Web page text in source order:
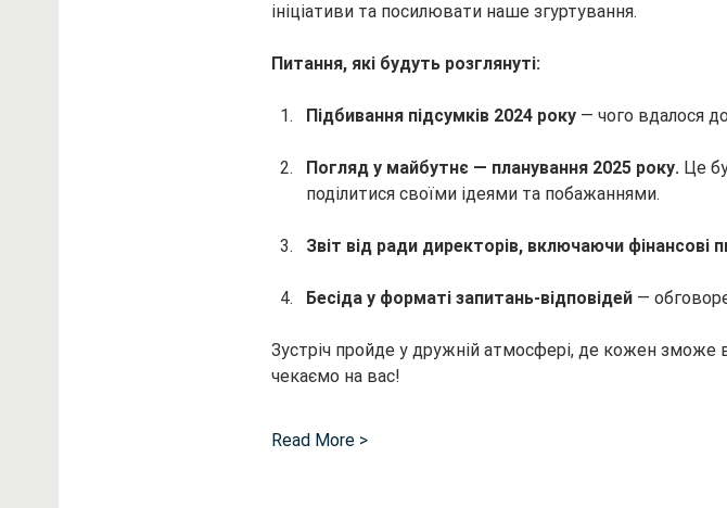
ініціативи та посилювати наше згуртування.
Питання, які будуть розглянуті:
Підбивання підсумків 2024 року — чого вдалося
Погляд у майбутнє — планування 2025 року. Це
поділитися своїми ідеями та побажаннями.
Звіт від ради директорів, включаючи фінансові
Бесіда у форматі запитань-відповідей —
Зустріч пройде у дружній атмосфері, де кожен
чекаємо на вас!
Read More >